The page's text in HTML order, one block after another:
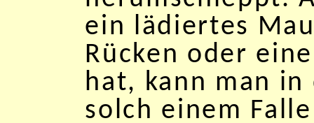
ein lädiertes
Rücken oder
hat, kann man in
solch einem